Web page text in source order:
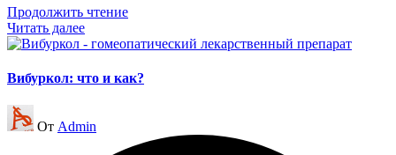
Продолжить чтение
Читать далее
Вибуркол: что и как?
Запись
от
От Admin